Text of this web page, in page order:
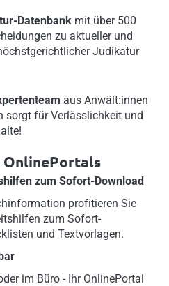
Datenbank mit über 500
zu aktueller und
Judikatur
aus Anwält:innen
sorgt für Verlässlichkeit und
OnlinePortals
zum Sofort-Download
profitieren Sie
zum Sofort-
und Textvorlagen.
im Büro - Ihr OnlinePortal